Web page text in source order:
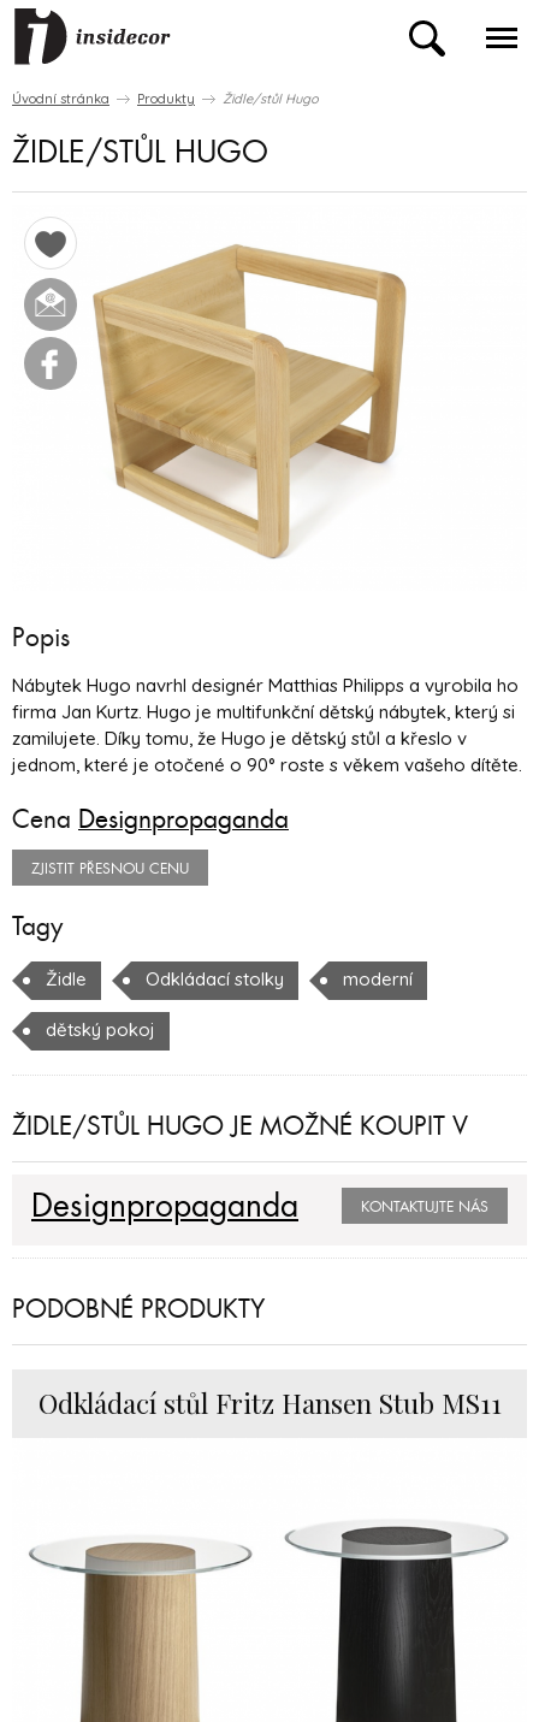
Úvodní stránka Produkty Židle/stůl Hugo
ŽIDLE/STŮL HUGO
Popis
Nábytek Hugo navrhl designér Matthias Philipps a vyrobila ho
firma Jan Kurtz. Hugo je multifunkční dětský nábytek, který si
zamilujete. Díky tomu, že Hugo je dětský stůl a křeslo v
jednom, které je otočené o 90° roste s věkem vašeho dítěte.
Cena Designpropaganda
ZJISTIT PŘESNOU CENU
Tagy
Židle Odkládací stolky moderní
dětský pokoj
ŽIDLE/STŮL HUGO JE MOŽNÉ KOUPIT V
Designpropaganda KONTAKTUJTE NÁS
PODOBNÉ PRODUKTY
Odkládací stůl Fritz Hansen Stub MS11